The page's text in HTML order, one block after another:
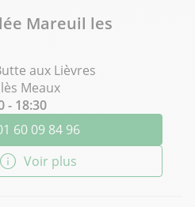
Mareuil les
aux Lièvres
Meaux
- 18:30
60 09 84 96
Voir plus